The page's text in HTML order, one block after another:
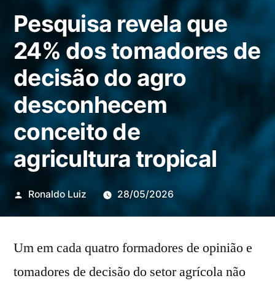
Pesquisa revela que
24% dos tomadores de
decisão do agro
desconhecem
conceito de
agricultura tropical
Publicado
Ronaldo Luiz 28/05/2026
Um em cada quatro formadores de opinião e
tomadores de decisão do setor agrícola não